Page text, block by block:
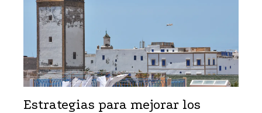
Estrategias para mejorar los